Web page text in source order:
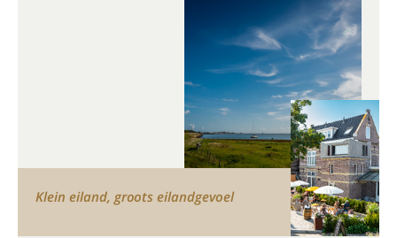
Klein eiland, groots eilandgevoel